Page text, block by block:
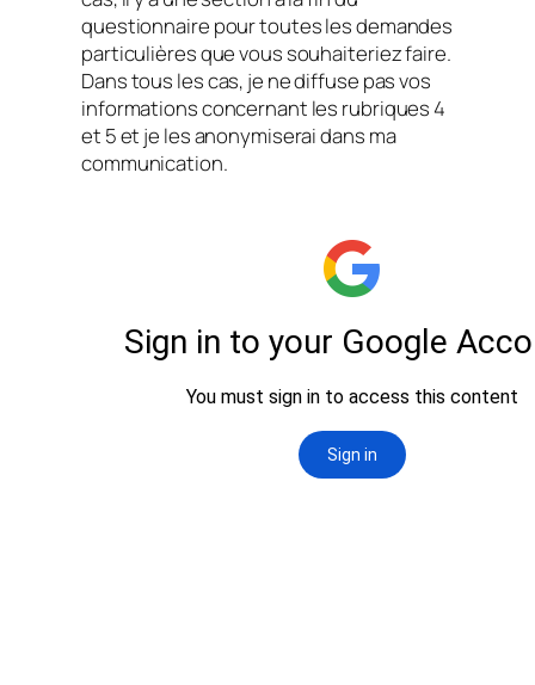
questionnaire pour toutes les demandes
particulières que vous souhaiteriez faire.
Dans tous les cas, je ne diffuse pas vos
informations concernant les rubriques 4
et 5 et je les anonymiserai dans ma
communication.